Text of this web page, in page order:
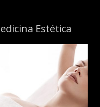
Estética